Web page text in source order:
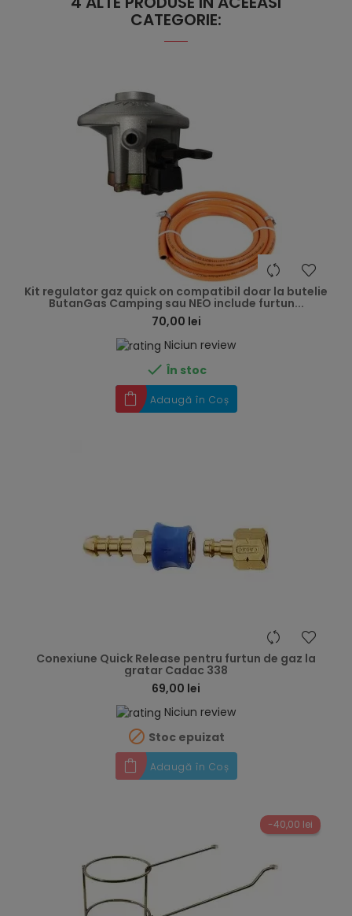
CATEGORIE:
Kit regulator gaz quick on compatibil doar la butelie
ButanGas Camping sau NEO include furtun...
70,00 lei
Niciun review
 În stoc
Adaugă în Coș
Conexiune Quick Release pentru furtun de gaz la
gratar Cadac 338
69,00 lei
Niciun review
 Stoc epuizat
Adaugă în Coș
-40,00 lei